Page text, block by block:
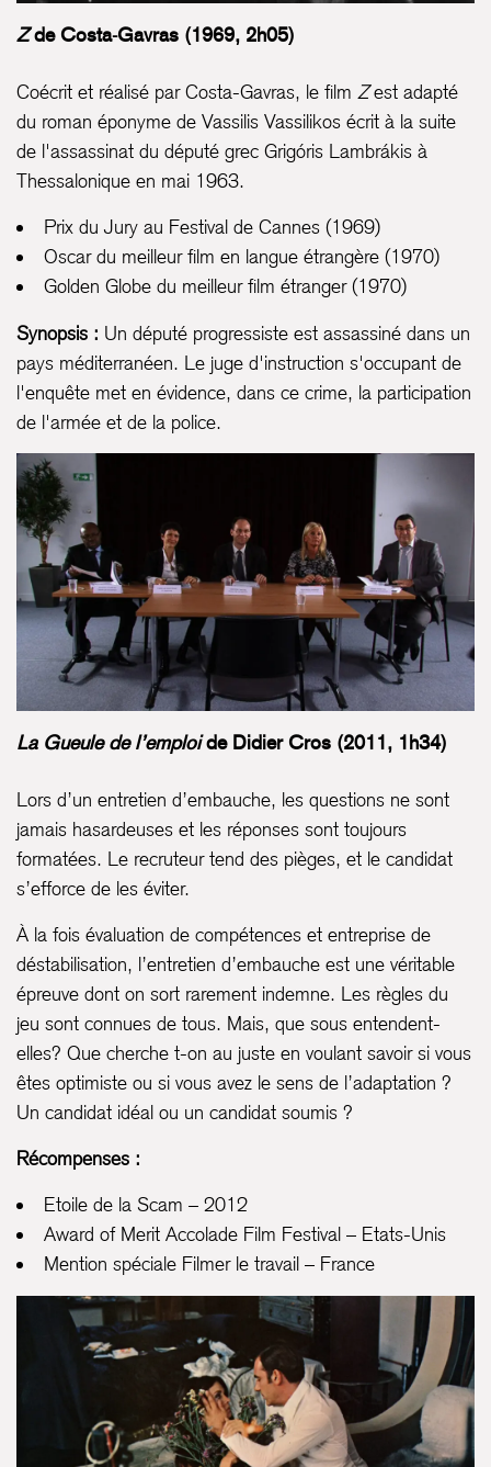
Zde Costa-Gavras (1969, 2h05)
Coécrit et réalisé par Costa-Gavras, le film Zest adapté
du roman éponyme de Vassilis Vassilikos écrit à la suite
de l'assassinat du député grec Grigóris Lambrákis à
Thessalonique en mai 1963.
Prix du Jury au Festival de Cannes (1969)
Oscar du meilleur film en langue étrangère (1970)
Golden Globe du meilleur film étranger (1970)
Synopsis : Un député progressiste est assassiné dans un
pays méditerranéen. Le juge d'instruction s'occupant de
l'enquête met en évidence, dans ce crime, la participation
de l'armée et de la police.
La Gueule de l’emploide Didier Cros (2011, 1h34)
Lors d’un entretien d’embauche, les questions ne sont
jamais hasardeuses et les réponses sont toujours
formatées. Le recruteur tend des pièges, et le candidat
s’efforce de les éviter.
À la fois évaluation de compétences et entreprise de
déstabilisation, l’entretien d’embauche est une véritable
épreuve dont on sort rarement indemne. Les règles du
jeu sont connues de tous. Mais, que sous entendent-
elles? Que cherche t-on au juste en voulant savoir si vous
êtes optimiste ou si vous avez le sens de l’adaptation ?
Un candidat idéal ou un candidat soumis ?
Récompenses :
Etoile de la Scam – 2012
Award of Merit Accolade Film Festival – Etats-Unis
Mention spéciale Filmer le travail – France